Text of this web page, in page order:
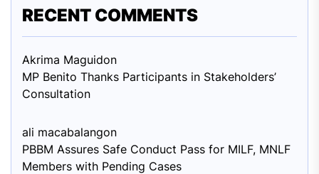
RECENT COMMENTS
Akrima Maguidon
MP Benito Thanks Participants in Stakeholders’
Consultation
ali macabalangon
PBBM Assures Safe Conduct Pass for MILF, MNLF
Members with Pending Cases